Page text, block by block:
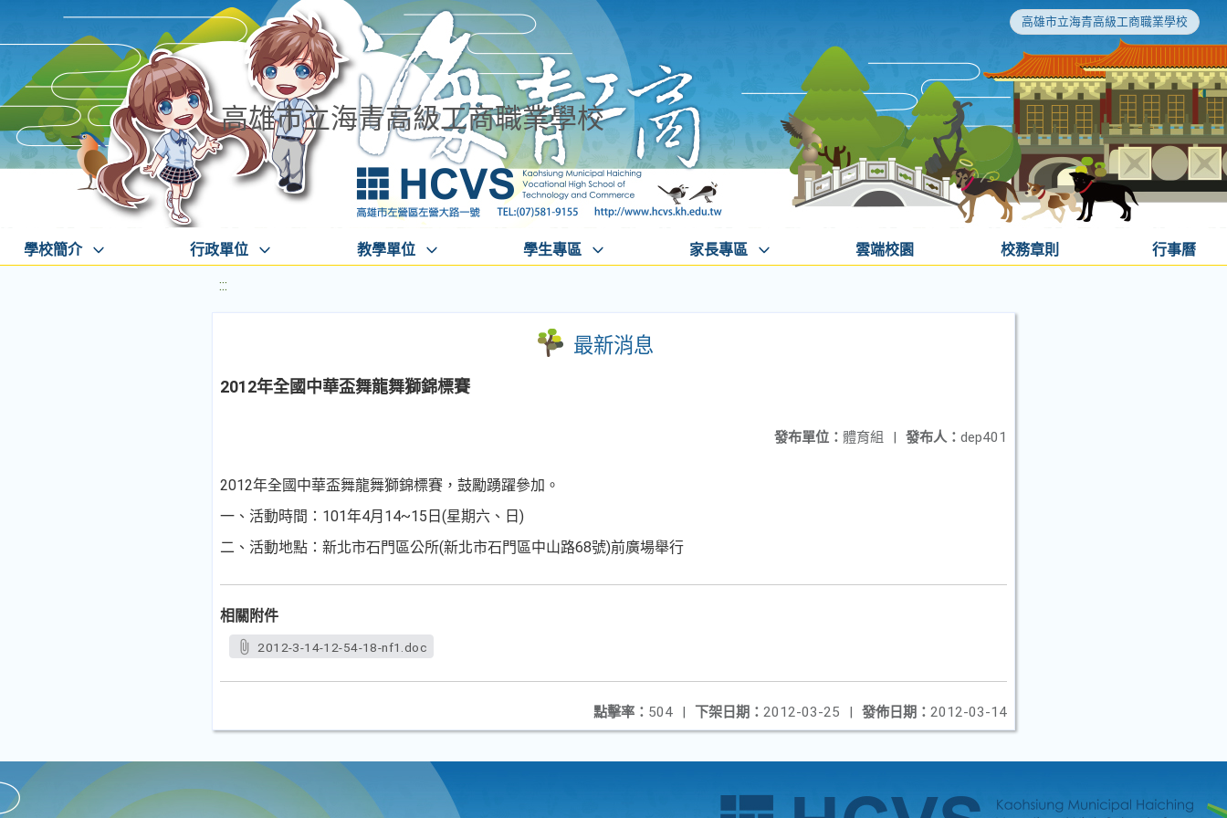
高雄市立海青高級工商職業學校
高雄市立海青高級工商職業學校
學校簡介 行政單位 教學單位 學生專區 家長專區 雲端校園 校務章則 行事曆
:::
最新消息
2012年全國中華盃舞龍舞獅錦標賽
發布人： dep401
發布單位： 體育組 |
2012年全國中華盃舞龍舞獅錦標賽，鼓勵踴躍參加。
一、活動時間：101年4月14~15日(星期六、日)
二、活動地點：新北市石門區公所(新北市石門區中山路68號)前廣場舉行
相關附件
2012-3-14-12-54-18-nf1.doc
發佈日期： 2012-03-14
下架日期： 2012-03-25 |
點擊率： 504 |